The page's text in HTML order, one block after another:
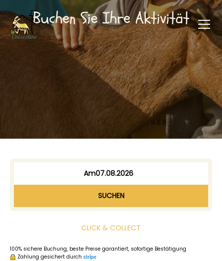
Buchen Sie Ihre Aktivität
Am
SUCHEN
CLICK & COLLECT
100% sichere Buchung, beste Preise garantiert, sofortige Bestätigung
Zahlung gesichert durch